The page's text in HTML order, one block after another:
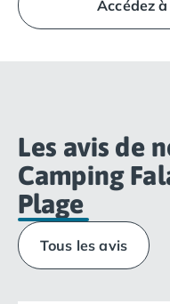
directement à la
Homair seront ravies
Accédez
Les avis de
Camping
Plage
Tous les avis